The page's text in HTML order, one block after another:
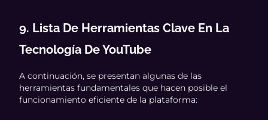
9. Lista De Herramientas Clave En La
Tecnología De YouTube
A continuación, se presentan algunas de las
herramientas fundamentales que hacen posible el
funcionamiento eficiente de la plataforma: